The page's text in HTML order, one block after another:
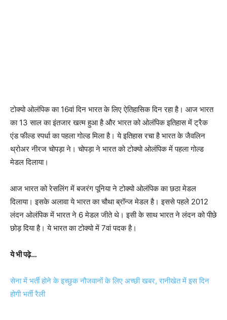
टोक्यो ओलंपिक का 16वां दिन भारत के लिए ऐतिहासिक दिन रहा है। आज भारत
का 13 साल का इंतजार खत्म हुआ है और भारत को ओलंपिक इतिहास में ट्रैक
एंड फील्ड स्पर्धा का पहला गोल्ड मिला है। ये इतिहास रचा है भारत के जैवलिन
थ्रोअर नीरज चोपड़ा ने। चोपड़ा ने भारत को टोक्यो ओलंपिक में पहला गोल्ड
मेडल दिलाया।
आज भारत को रेसलिंग में बजरंग पूनिया ने टोक्यो ओलंपिक का छठा मेडल
दिलाया। इसके अलावा ये भारत का चौथा ब्रॉन्ज मेडल है। इससे पहले 2012
लंदन ओलंपिक में भारत ने 6 मेडल जीते थे। इसी के साथ भारत ने लंदन को पीछे
छोड़ दिया है। ये भारत का टोक्यो में 7वां पदक है।
ये भी पढ़े…
सेना में भर्ती होने के इच्छुक नौजवानों के लिए अच्छी खबर, रानीखेत में इस दिन
होगी भर्ती रैली